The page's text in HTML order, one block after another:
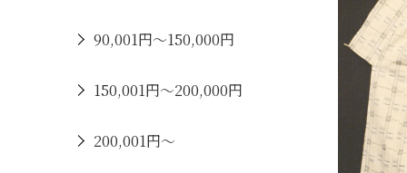
90,001円～150,000円
150,001円～200,000円
200,001円～